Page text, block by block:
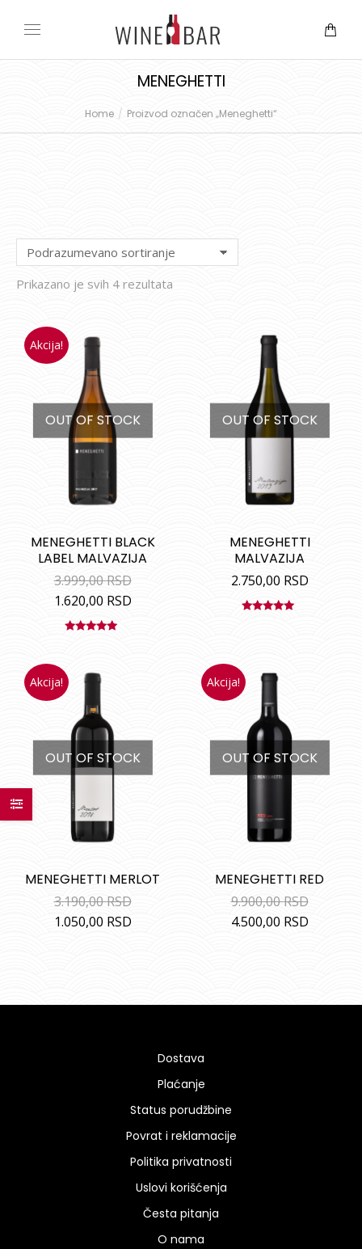
MENEGHETTI
You are here:Home Proizvod označen „Meneghetti“
Prikazano je svih 4 rezultata
Akcija!
OUT OF STOCK
MENEGHETTI BLACK
LABEL MALVAZIJA
3.999,00RSD
1.620,00 RSD
OUT OF STOCK
MENEGHETTI
MALVAZIJA
2.750,00 RSD
Akcija!
OUT OF STOCK
MENEGHETTI MERLOT
3.190,00RSD
1.050,00 RSD
Akcija!
OUT OF STOCK
MENEGHETTI RED
9.900,00RSD
4.500,00 RSD
Dostava
Plaćanje
Status porudžbine
Povrat i reklamacije
Politika privatnosti
Uslovi korišćenja
Česta pitanja
O nama